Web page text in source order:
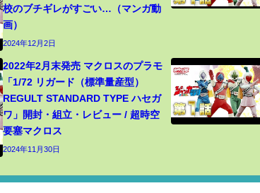
校のブチギレがすごい…（マンガ動
画）
2024年12月2日
2022年2月末発売 マクロスのプラモ
「1/72 リガード（標準量産型）
REGULT STANDARD TYPE ハセガ
ワ」開封・組立・レビュー / 超時空
要塞マクロス
2024年11月30日